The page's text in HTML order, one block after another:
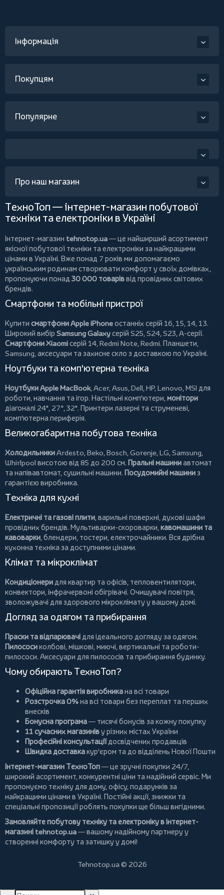
Інформація
Покупцям
Популярне
Про наш магазин
ТехноТоп — інтернет-магазин побутової
техніки та електроніки в Україні
Інтернет-магазин tehnotop.ua— це найширший асортимент
якісної побутової техніки та електроніки за найкращими
цінами в Україні. Вже понад 7 років ми допомагаємо
українським родинам створювати комфорт у своїх домівках,
пропонуючи понад 30 000 товаріввід провідних світових
брендів.
Смартфони та мобільні пристрої
Купити смартфони Apple iPhoneостанніх серій 16, 15, 14, 13.
Широкий вибір Samsung Galaxyсерій S25, S24, S23, A-серії.
Смартфони Xiaomiсерій 14, Redmi Note, Redmi. Планшети,
Samsung, аксесуари тазахисне скло з доставкою по Україні.
Ноутбуки та комп'ютерна техніка
Ноутбуки Apple MacBook,Acer,Asus,Dell,HP,Lenovo,MSI для
роботи, навчання та ігор. Настільні комп'ютери,монітори
діагоналі 24", 27", 32". Принтери лазерні та струменеві,
комп'ютерна периферія.
Великогабаритна побутова техніка
ХолодильникиArdesto,Beko,Bosch,Gorenje,LG,Samsung,
Whirlpool висотою від 85 до 200 см. Пральні машиниавтомат
та напівавтомат,сушильні машини. Посудомийні машиниз
гарантією виробника.
Техніка для кухні
Електричні та газові плити, варильні поверхні, духові шафи
провідних брендів. Мультиварки-скороварки,кавомашини та
кавоварки,блендери, тостери,електрочайники. Вся дрібна
кухонна техніка за доступними цінами.
Клімат та мікроклімат
Кондиціонеридля квартир та офісів, тепловентилятори,
конвектори,інфрачервоні обігрівачі. Очищувачі повітря,
зволожувачі для здорового мікроклімату у вашому домі.
Догляд за одягом та прибирання
Праски та відпарювачідля ідеального догляду за одягом.
Пилососиколбові,мішкові,миючі,вертикальні тароботи-
пилососи. Аксесуари для пилососів та прибирання будинку.
Чому обирають ТехноТоп?
Офіційна гарантія виробникана всі товари
Розстрочка 0%на всі товари без переплат та перших
внесків
Бонусна програма— тисячі бонусів за кожну покупку
11 сучасних магазиніву різних містах України
Професійні консультаціїдосвідчених продавців
Швидка доставкакур'єром та до відділень Нової Пошти
Інтернет-магазин ТехноТоп— це зручні покупки 24/7,
широкий асортимент, конкурентні ціни та надійний сервіс. Ми
пропонуємо техніку для дому, офісу, подарунків за
найкращими цінами в Україні. Постійні акції, знижки та
спеціальні пропозиції роблять покупки ще більш вигідними.
Замовляйте побутову техніку та електроніку в інтернет-
магазині tehnotop.ua— вашому надійному партнеру у
створенні комфорту та затишку у домі!
Tehnotop.ua © 2026